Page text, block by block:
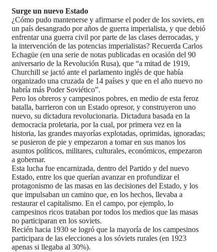
Surge un nuevo Estado
¿Cómo pudo mantenerse y afirmarse el poder de los soviets, en
un país desangrado por años de guerra imperialista, y que debió
enfrentar una guerra civil por parte de las clases derrocadas, y
la intervención de las potencias imperialistas? Recuerda Carlos
Echagüe (en una serie de notas publicadas en ocasión del 90
aniversario de la Revolución Rusa), que “a mitad de 1919,
Churchill se jactó ante el parlamento inglés de que había
organizado una cruzada de 14 países y que en el año nuevo no
habría más Poder Soviético”.
Pero los obreros y campesinos pobres, en medio de esta feroz
batalla, barrieron con un Estado opresor, y construyeron uno
nuevo, su dictadura revolucionaria. Dictadura basada en la
democracia proletaria, por la cual, por primera vez en la
historia, las grandes mayorías explotadas, oprimidas, ignoradas;
se pusieron de pie y empezaron a tomar en sus manos los
asuntos políticos, militares, culturales, económicos, empezaron
a gobernar.
Esta lucha fue encarnizada, dentro del Partido y del nuevo
Estado, entre los que querían avanzar en profundizar el
protagonismo de las masas en las decisiones del Estado, y los
que impulsaban un camino que, en los hechos, llevaba a
restaurar el capitalismo. En el campo, por ejemplo, lo
campesinos ricos trataban por todos los medios que las masas
no participaran en los soviets.
Recién hacia 1930 se logró que la mayoría de los campesinos
participara de las elecciones a los sóviets rurales (en 1923
apenas si llegaba al 30%).